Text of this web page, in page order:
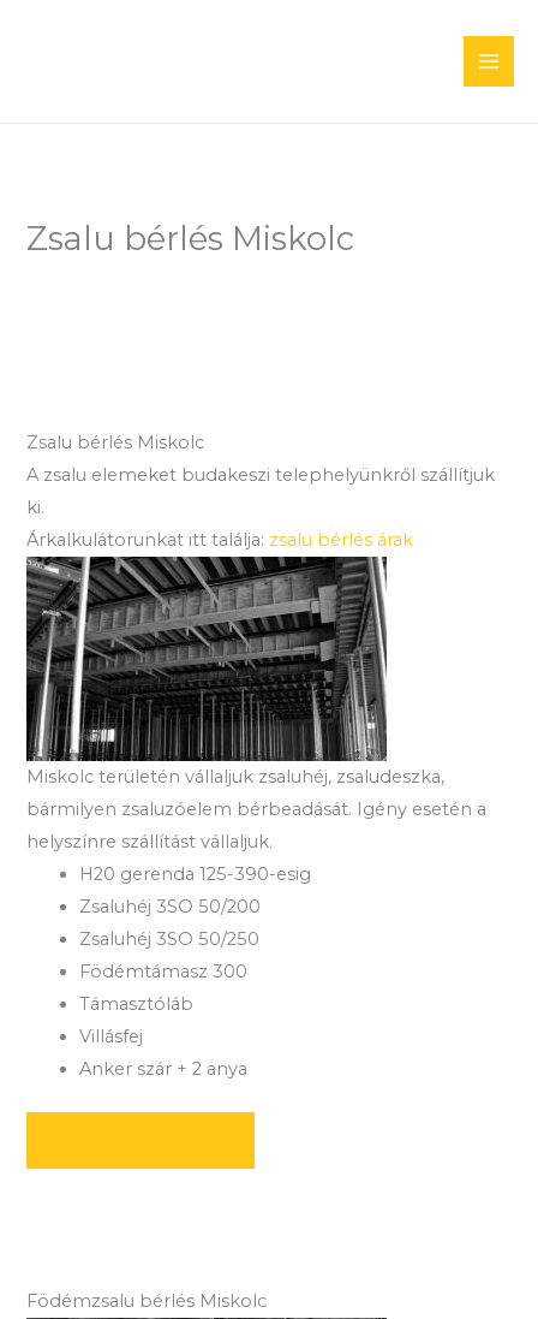
Zsalu bérlés Miskolc
Zsalu bérlés Miskolc
A zsalu elemeket budakeszi telephelyünkről szállítjuk
ki.
Árkalkulátorunkat itt találja: zsalu bérlés árak
Miskolc területén vállaljuk zsaluhéj, zsaludeszka,
bármilyen zsaluzóelem bérbeadását. Igény esetén a
helyszínre szállítást vállaljuk.
H20 gerenda 125-390-esig
Zsaluhéj 3SO 50/200
Zsaluhéj 3SO 50/250
Födémtámasz 300
Támasztóláb
Villásfej
Anker szár + 2 anya
Födémzsalu bérlés Miskolc